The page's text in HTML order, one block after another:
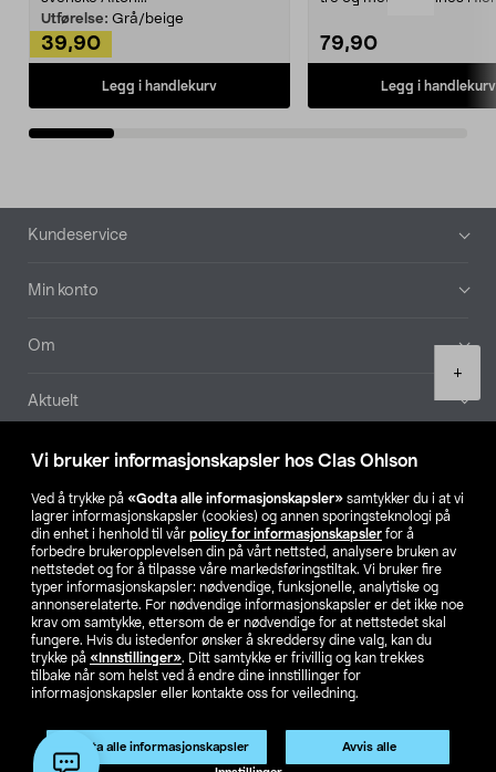
Vi bruker informasjonskapsler hos Clas Ohlson
Ved å trykke på «Godta alle informasjonskapsler» samtykker du i at vi
lagrer informasjonskapsler (cookies) og annen sporingsteknologi på
din enhet i henhold til vår policy for informasjonskapsler for å
forbedre brukeropplevelsen din på vårt nettsted, analysere bruken av
nettstedet og for å tilpasse våre markedsføringstiltak. Vi bruker fire
typer informasjonskapsler: nødvendige, funksjonelle, analytiske og
annonserelaterte. For nødvendige informasjonskapsler er det ikke noe
krav om samtykke, ettersom de er nødvendige for at nettstedet skal
fungere. Hvis du istedenfor ønsker å skreddersy dine valg, kan du
trykke på «Innstillinger». Ditt samtykke er frivillig og kan trekkes
tilbake når som helst ved å endre dine innstillinger for
informasjonskapsler eller kontakte oss for veiledning.
Godta alle informasjonskapsler Avvis alle
+
Legg i handlekurv
Utførelse: Grå/beige
39,90
Legg i handlekurv
79,90
Legg i handlekurv
Bunntekst
Kundeservice
Min konto
Om
Aktuelt
Våre selskaper
Finn din butikk
SE NO FI
Endre til priser ekskl. moms